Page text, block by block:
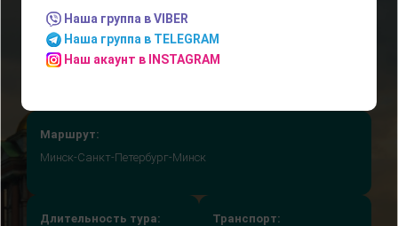
Маршрут:
Минск-Санкт-Петербург-Минск
Длительность тура:
Транспорт:
Наша группа в VIBER
Наша группа в TELEGRAM
Наш акаунт в INSTAGRAM